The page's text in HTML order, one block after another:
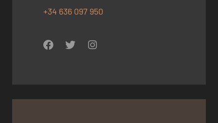
+34 636 097 950